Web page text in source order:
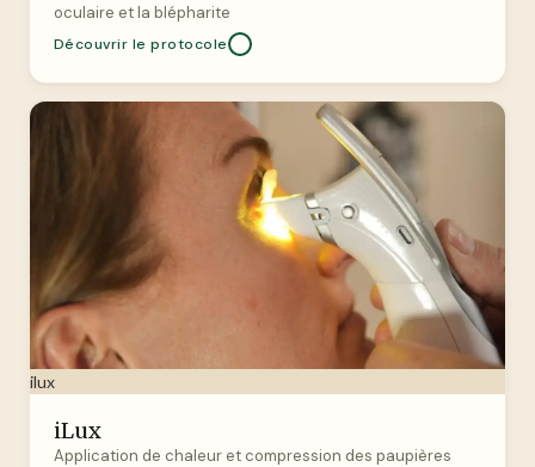
oculaire et la blépharite
Découvrir le protocole
ilux
iLux
Application de chaleur et compression des paupières